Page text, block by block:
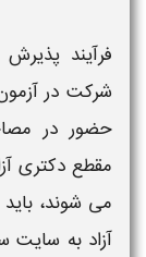
فرآیند
شرکت در
حضور در
مقطع دکتری آزاد
می‌ شوند، باید
آزادبه سایت